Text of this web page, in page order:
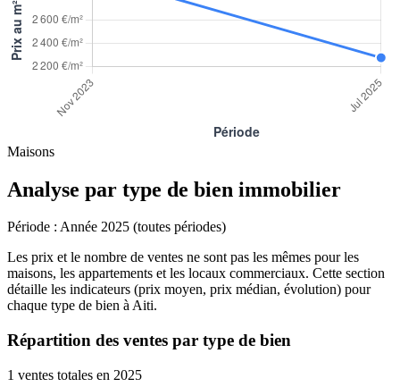
Maisons
Analyse par type de bien immobilier
Période : Année 2025 (toutes périodes)
Les prix et le nombre de ventes ne sont pas les mêmes pour les
maisons, les appartements et les locaux commerciaux. Cette section
détaille les indicateurs (prix moyen, prix médian, évolution) pour
chaque type de bien à Aiti.
Répartition des ventes par type de bien
1 ventes totales en 2025